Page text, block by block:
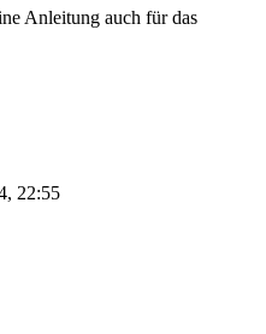
Anleitung auch für das
22:55